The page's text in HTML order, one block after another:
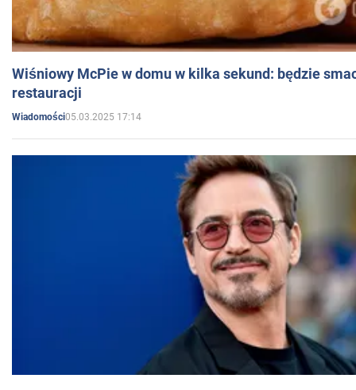
Wiśniowy McPie w domu w kilka sekund: będzie
restauracji
Wiadomości05.03.2025 17:14